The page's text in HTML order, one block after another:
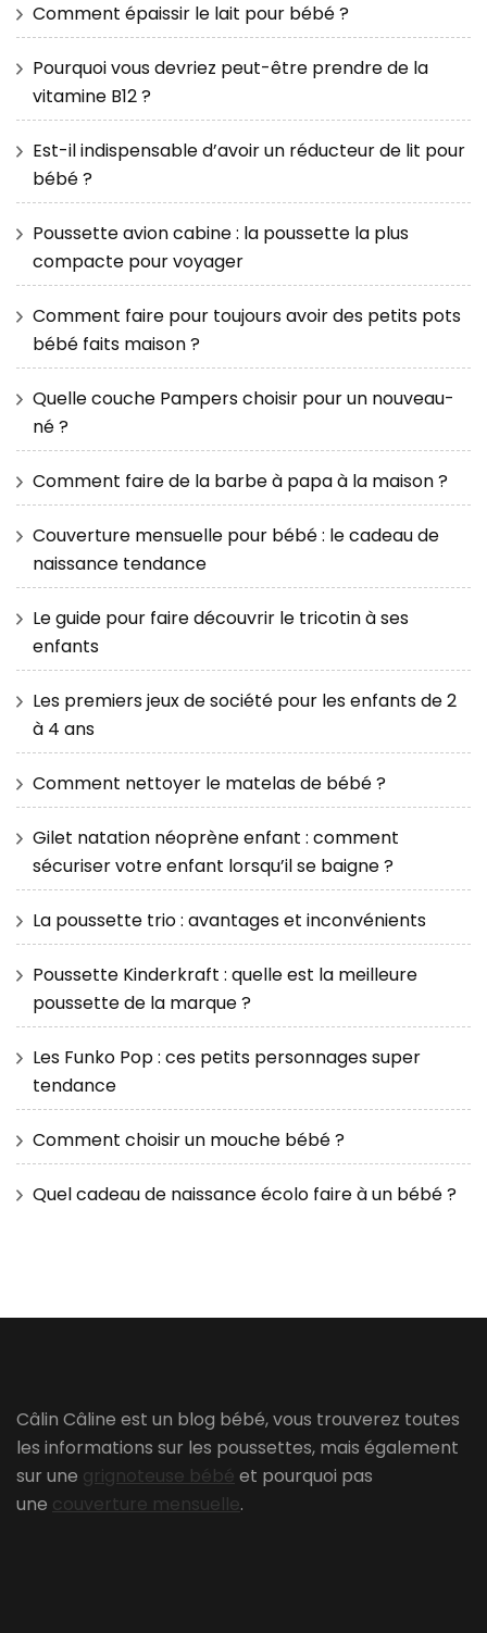
Comment épaissir le lait pour bébé ?
Pourquoi vous devriez peut-être prendre de la
vitamine B12 ?
Est-il indispensable d’avoir un réducteur de lit pour
bébé ?
Poussette avion cabine : la poussette la plus
compacte pour voyager
Comment faire pour toujours avoir des petits pots
bébé faits maison ?
Quelle couche Pampers choisir pour un nouveau-
né ?
Comment faire de la barbe à papa à la maison ?
Couverture mensuelle pour bébé : le cadeau de
naissance tendance
Le guide pour faire découvrir le tricotin à ses
enfants
Les premiers jeux de société pour les enfants de 2
à 4 ans
Comment nettoyer le matelas de bébé ?
Gilet natation néoprène enfant : comment
sécuriser votre enfant lorsqu’il se baigne ?
La poussette trio : avantages et inconvénients
Poussette Kinderkraft : quelle est la meilleure
poussette de la marque ?
Les Funko Pop : ces petits personnages super
tendance
Comment choisir un mouche bébé ?
Quel cadeau de naissance écolo faire à un bébé ?
Câlin Câline est un blog bébé, vous trouverez toutes
les informations sur les poussettes, mais également
sur une grignoteuse bébé et pourquoi pas
une couverture mensuelle.